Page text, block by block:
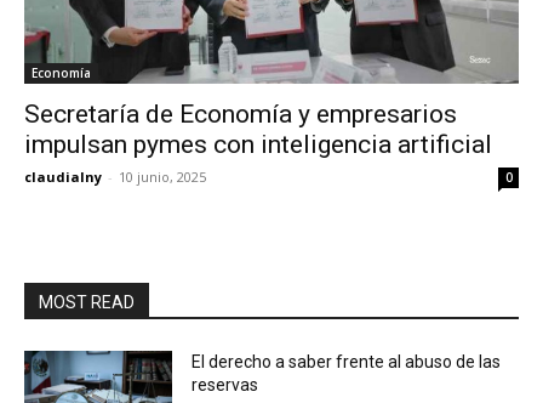
Economía
Secretaría de Economía y empresarios
impulsan pymes con inteligencia artificial
claudialny - 10 junio, 2025 0
MOST READ
El derecho a saber frente al abuso de las
reservas